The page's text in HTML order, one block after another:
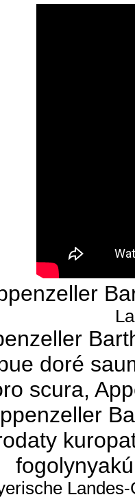
doré
scura,